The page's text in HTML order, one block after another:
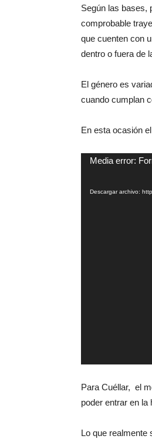
Según las bases,
comprobable
que cuenten con
dentro o fuera de
El género es
cuando cumplan
En esta ocasión
Reproductor
vídeo
Media error:
Descargar archivo:
Para Cuéllar, el
poder entrar en
Lo que realmente